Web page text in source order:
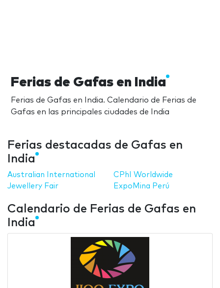
Ferias de Gafas en India
Ferias de Gafas en India. Calendario de Ferias de
Gafas en las principales ciudades de India
Ferias destacadas de Gafas en
India
Australian International
Jewellery Fair
CPhI Worldwide
ExpoMina Perú
Calendario de Ferias de Gafas en
India